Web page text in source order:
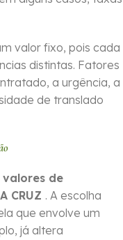
valor fixo, pois cada
distintas. Fatores
a urgência, a
de translado
valores de
CRUZ . A escolha
que envolve um
já altera